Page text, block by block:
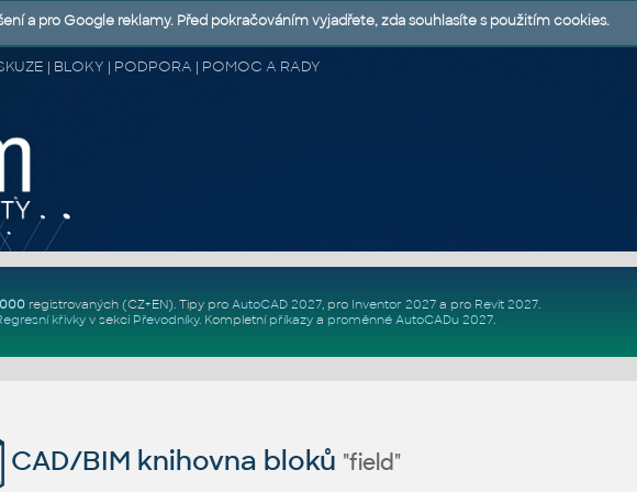
| BLOKY | PODPORA | POMOC A RADY
registrovaných (CZ+EN). Tipy pro AutoCAD 2027, pro Inventor 2027a pro Revit 2027.
křivkyv sekci Převodníky. Kompletní příkazya proměnné AutoCADu 2027.
CAD/BIM knihovna bloků "field"
a pro Google reklamy. Před pokračováním vyjadřete, zda souhlasíte s použitím cookies.